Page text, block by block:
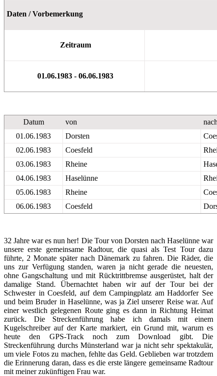
Daten / Vorbemerkung
Zeitraum
01.06.1983 - 06.06.1983
Datum von
01.06.1983
Dorsten
02.06.1983
Coesfeld
03.06.1983
Rheine
04.06.1983
Haselünne
05.06.1983
Rheine
06.06.1983
Coesfeld
32 Jahre war es nun her! Die Tour von Dorsten nach Haselünne war
unsere erste gemeinsame Radtour, die quasi als Test Tour dazu
führte, 2 Monate später nach Dänemark zu fahren. Die Räder, die
uns zur Verfügung standen, waren ja nicht gerade die neuesten,
ohne Gangschaltung und mit Rücktrittbremse ausgerüstet, halt der
damalige Stand. Übernachtet haben wir auf der Tour bei der
Schwester in Coesfeld, auf dem Campingplatz am Haddorfer See
und beim Bruder in Haselünne, was ja Ziel unserer Reise war. Auf
einer westlich gelegenen Route ging es dann in Richtung Heimat
zurück. Die Streckenführung habe ich damals mit einem
Kugelschreiber auf der Karte markiert, ein Grund mit, warum es
heute den GPS-Track noch zum Download gibt. Die
Streckenführung durchs Münsterland war ja nicht sehr spektakulär,
um viele Fotos zu machen, fehlte das Geld. Geblieben war trotzdem
die Erinnerung daran, dass es die erste längere gemeinsame Radtour
mit meiner zukünftigen Frau war.